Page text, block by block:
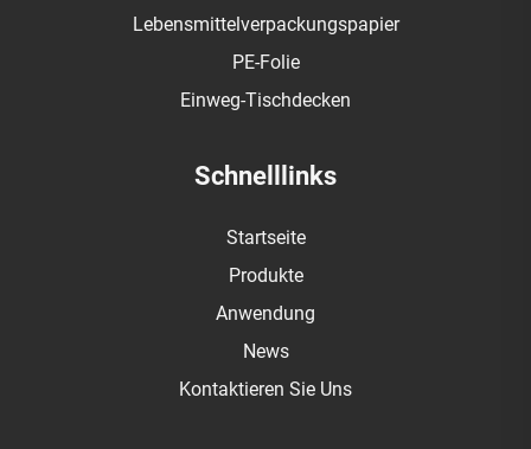
Lebensmittelverpackungspapier
PE-Folie
Einweg-Tischdecken
Schnelllinks
Startseite
Produkte
Anwendung
News
Kontaktieren Sie Uns